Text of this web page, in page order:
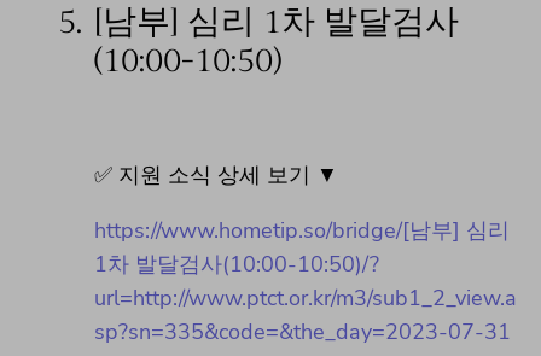
5. [남부] 심리 1차 발달검사
(10:00-10:50)
✅ 지원 소식 상세 보기 ▼
https://www.hometip.so/bridge/[남부] 심리
1차 발달검사(10:00-10:50)/?
url=http://www.ptct.or.kr/m3/sub1_2_view.a
sp?sn=335&code=&the_day=2023-07-31